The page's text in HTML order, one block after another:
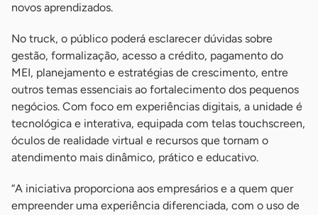
novos aprendizados.
No truck, o público poderá esclarecer dúvidas sobre
gestão, formalização, acesso a crédito, pagamento do
MEI, planejamento e estratégias de crescimento, entre
outros temas essenciais ao fortalecimento dos pequenos
negócios. Com foco em experiências digitais, a unidade é
tecnológica e interativa, equipada com telas touchscreen,
óculos de realidade virtual e recursos que tornam o
atendimento mais dinâmico, prático e educativo.
“A iniciativa proporciona aos empresários e a quem quer
empreender uma experiência diferenciada, com o uso de